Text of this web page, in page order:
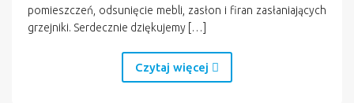
pomieszczeń, odsunięcie mebli, zasłon i firan zasłaniających
grzejniki. Serdecznie dziękujemy […]
Czytaj więcej